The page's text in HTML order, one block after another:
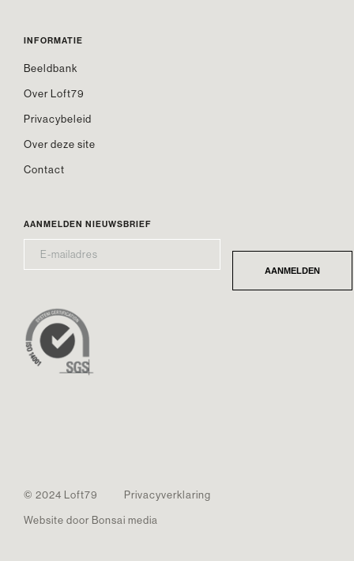
INFORMATIE
Beeldbank
Over Loft79
Privacybeleid
Over deze site
Contact
AANMELDEN NIEUWSBRIEF
MAILADRES* AANMELDEN
© 2024 Loft79
Privacyverklaring
Website door Bonsai media